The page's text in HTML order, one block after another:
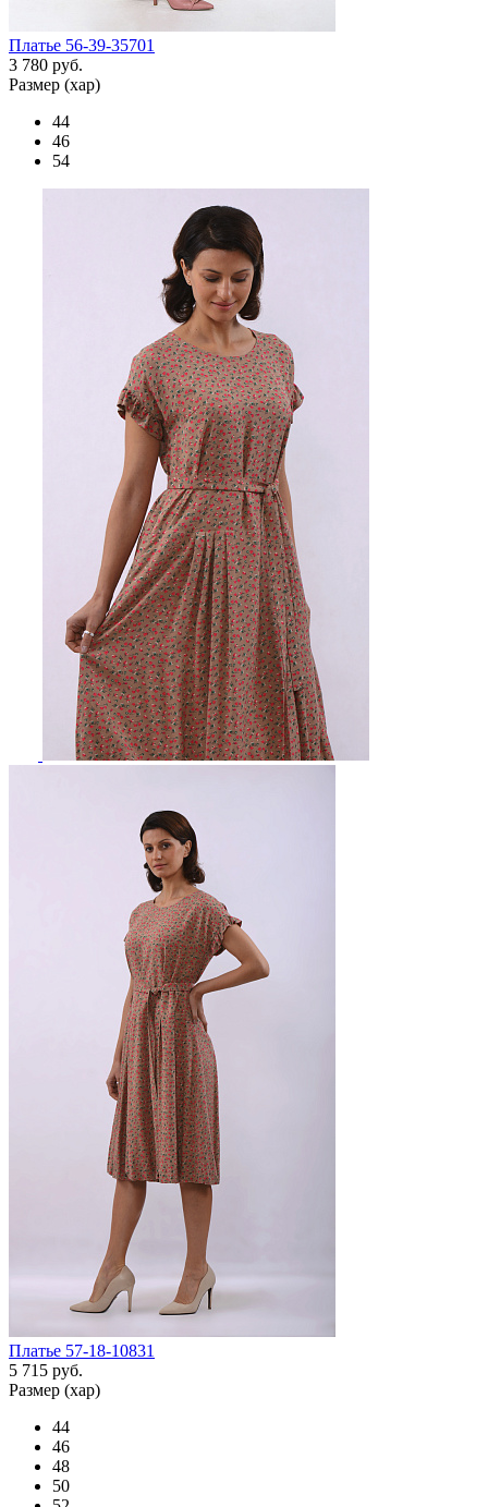
Платье 56-39-35701
3 780 руб.
Размер (хар)
44
46
54
Платье 57-18-10831
5 715 руб.
Размер (хар)
44
46
48
50